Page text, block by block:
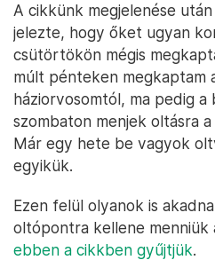
A cikkünk megjelenése
jelezte, hogy őket ugyan
csütörtökön mégis
múlt pénteken megkaptam
háziorvosomtól, ma pedig a
szombaton menjek oltásra
Már egy hete be vagyok
egyikük.
Ezen felül olyanok is
oltópontra kellene
ebben a cikkben gyűjtjük.